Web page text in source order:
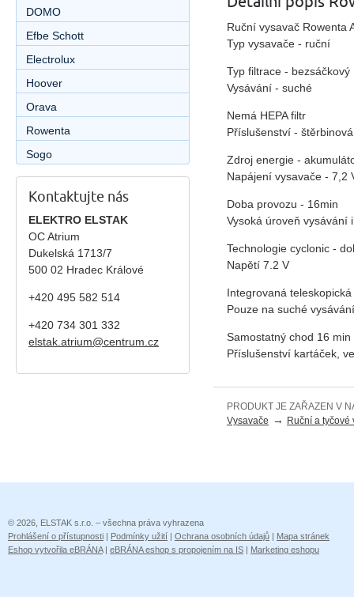
Ruční vysavač Rowenta
Typ vysavače - ruční
Typ filtrace - bezsáčkový
Vysávání - suché
Nemá HEPA filtr
Příslušenství -
Zdroj energie -
Napájení vysavače - 7,2
Doba provozu - 16min
Vysoká úroveň vysávání
Technologie cyclonic -
Napětí 7.2 V
Integrovaná
Pouze na suché vysávání
Samostatný chod 16 min
Příslušenství kartáček,
PRODUKT JE ZAŘAZEN V
Vysavače → Ruční a tyčové
DOMO
Efbe Schott
Electrolux
Hoover
Orava
Rowenta
Sogo
Kontaktujte nás
ELEKTRO ELSTAK
OC Atrium
Dukelská 1713/7
500 02 Hradec Králové
+420 495 582 514
+420 734 301 332
elstak.atrium@centrum.cz
© 2026, ELSTAK s.r.o. – všechna práva vyhrazena
Prohlášení o přístupnosti | Podmínky užití | Ochrana osobních údajů | Mapa stránek
Eshop vytvořila eBRÁNA| eBRÁNA eshop s propojením na IS | Marketing eshopu